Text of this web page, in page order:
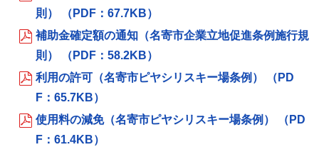
則） （PDF：67.7KB）
補助金確定額の通知（名寄市企業立地促進条例施行規
則） （PDF：58.2KB）
利用の許可（名寄市ピヤシリスキー場条例） （PD
F：65.7KB）
使用料の減免（名寄市ピヤシリスキー場条例） （PD
F：61.4KB）